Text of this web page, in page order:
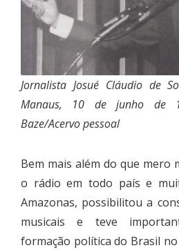
Jornalista Josué Cláudio de
Manaus, 10 de junho de
Baze/Acervo pessoal
Bem mais além do que mero
o rádio em todo país e
Amazonas, possibilitou a
musicais e teve
formação política do Brasil